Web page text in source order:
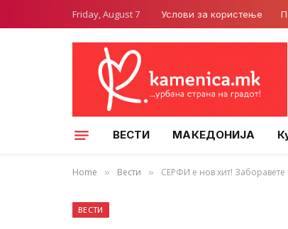
Friday, August 7 Услови за користење
ВЕСТИ МАКЕДОНИЈА
Home » Вести » СЕРФИ е нов хит!
ВЕСТИ